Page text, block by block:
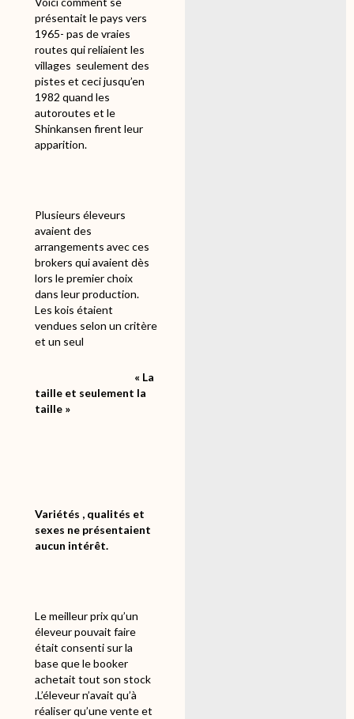
présentait le pays vers
1965- pas de vraies
routes qui reliaient les
villages seulement des
pistes et ceci jusqu’en
1982 quand les
autoroutes et le
Shinkansen firent leur
apparition.
Plusieurs éleveurs
avaient des
arrangements avec ces
brokers qui avaient dès
lors le premier choix
dans leur production.
Les kois étaient
vendues selon un critère
et un seul
« La
taille et seulement la
taille »
Variétés , qualités et
sexes ne présentaient
aucun intérêt.
Le meilleur prix qu’un
éleveur pouvait faire
était consenti sur la
base que le booker
achetait tout son stock
.L’éleveur n’avait qu’à
réaliser qu’une vente et